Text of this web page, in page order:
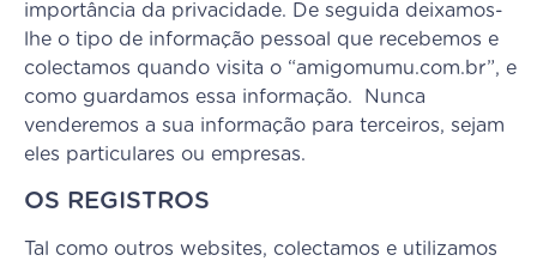
importância da privacidade. De seguida deixamos-
lhe o tipo de informação pessoal que recebemos e
colectamos quando visita o “amigomumu.com.br”, e
como guardamos essa informação. Nunca
venderemos a sua informação para terceiros, sejam
eles particulares ou empresas.
OS REGISTROS
Tal como outros websites, colectamos e utilizamos